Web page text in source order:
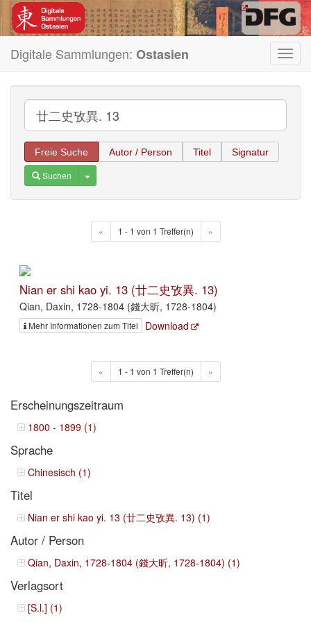
Digitale Sammlungen: Ostasien
Freie Suche Autor / Person Titel Signatur
Suchen Toggle Dropdown
« 1 - 1 von 1 Treffer(n) »
Nian er shi kao yi. 13 (廿二史攷異. 13)
Qian, Daxin, 1728-1804 (錢大昕, 1728-1804)
Mehr Informationen zum Titel Download
« 1 - 1 von 1 Treffer(n) »
Erscheinungszeitraum
1800 - 1899 (1)
Sprache
Chinesisch (1)
Titel
Nian er shi kao yi. 13 (廿二史攷異. 13) (1)
Autor / Person
Qian, Daxin, 1728-1804 (錢大昕, 1728-1804) (1)
Verlagsort
[S.l.] (1)